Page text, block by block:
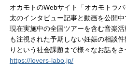
オカモトのWebサイト「オカモトラ
太のインタビュー記事と動画を公開中
現在実施中の全国ツアーを含む音楽
も注視された予期しない妊娠の相談
りという社会課題まで様々なお話をさ
https://lovers-labo.jp/